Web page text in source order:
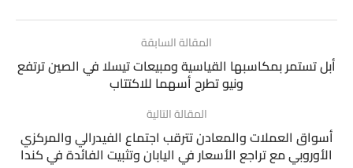
المقالة السابقة
أبل تستمر بمكاسبها القياسية ومبيعات تيسلا في الصين ترتفع
ونيو تطرح أسهما للاكتتاب
المقالة التالية
أسواق العملات والمعادن تترقب اجتماع الفيدرالي والمركزي
الأوروبي مع تراجع الأسعار في اليابان وتثبيت الفائدة في كندا